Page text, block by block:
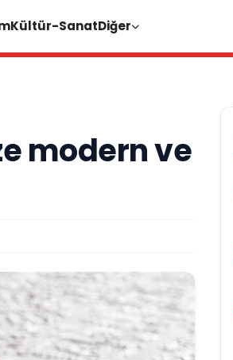
Kültür-SanatDiğer
modern ve